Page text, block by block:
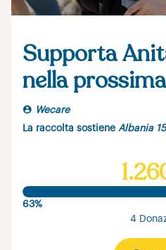
Supporta
nella
Wecare
La raccolta sostiene Albania
63%
4